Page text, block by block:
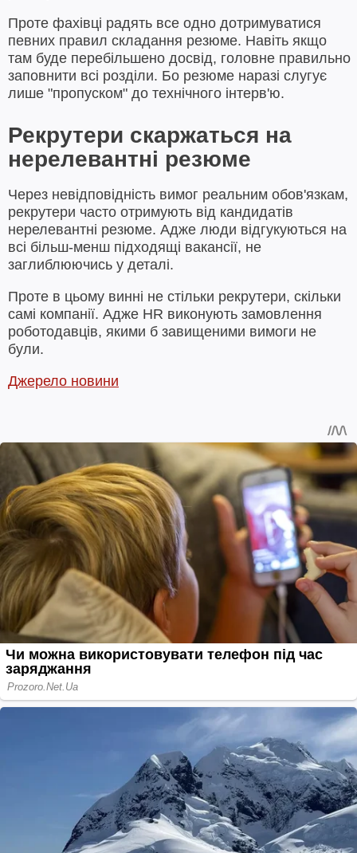
Проте фахівці радять все одно дотримуватися
певних правил складання резюме. Навіть якщо
там буде перебільшено досвід, головне правильно
заповнити всі розділи. Бо резюме наразі слугує
лише "пропуском" до технічного інтерв'ю.
Рекрутери скаржаться на
нерелевантні резюме
Через невідповідність вимог реальним обов'язкам,
рекрутери часто отримують від кандидатів
нерелевантні резюме. Адже люди відгукуються на
всі більш-менш підходящі вакансії, не
заглиблюючись у деталі.
Проте в цьому винні не стільки рекрутери, скільки
самі компанії. Адже HR виконують замовлення
роботодавців, якими б завищеними вимоги не
були.
Джерело новини